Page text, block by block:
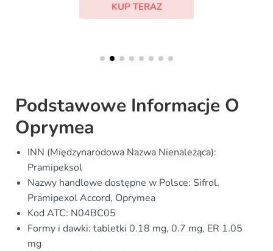
KUP TERAZ
Podstawowe Informacje O
Oprymea
INN (Międzynarodowa Nazwa Nienależąca):
Pramipeksol
Nazwy handlowe dostępne w Polsce: Sifrol,
Pramipexol Accord, Oprymea
Kod ATC: N04BC05
Formy i dawki: tabletki 0.18 mg, 0.7 mg, ER 1.05
mg